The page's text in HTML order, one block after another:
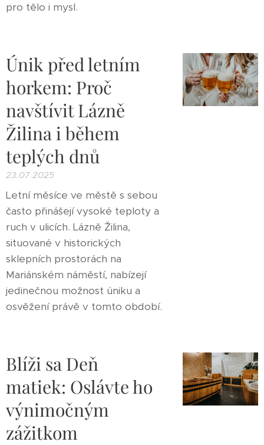
pro tělo i mysl.
Únik před letním
horkem: Proč
navštívit Lázně
Žilina i během
teplých dnů
23.07.2025
Letní měsíce ve městě s sebou
často přinášejí vysoké teploty a
ruch v ulicích. Lázně Žilina,
situované v historických
sklepních prostorách na
Mariánském náměstí, nabízejí
jedinečnou možnost úniku a
osvěžení právě v tomto období.
Blíži sa Deň
matiek: Oslávte ho
výnimočným
zážitkom